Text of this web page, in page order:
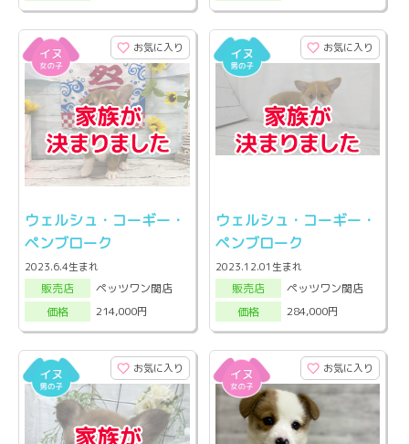
お気に入り
ウェルシュ・コーギー・
ペンブローク
2023.6.4生まれ
販売店
ペッツワン関店
価格
214,000円
お気に入り
ウェルシュ・コーギー・
ペンブローク
2023.12.01生まれ
販売店
ペッツワン関店
価格
284,000円
お気に入り お気に入り